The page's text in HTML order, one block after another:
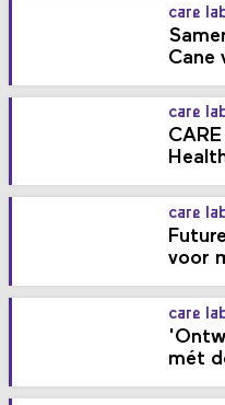
care
Cane
care
care
voor
care
mét